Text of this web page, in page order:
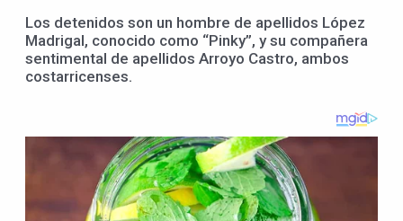
Los detenidos son un hombre de apellidos López
Madrigal, conocido como “Pinky”, y su compañera
sentimental de apellidos Arroyo Castro, ambos
costarricenses.